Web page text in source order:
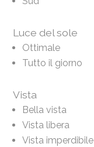
Luce del sole
Ottimale
Tutto il giorno
Vista
Bella vista
Vista libera
Vista imperdibile